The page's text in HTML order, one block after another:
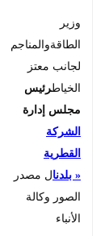
وزير
الطاقةوالمناجم
لجانب معتز
الخياطرئيس
مجلس إدارة
الشركة
القطرية
« بلدنال مصدر
الصور وكالة
الأنباء